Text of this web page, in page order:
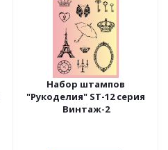
Набор штампов
"Рукоделия" ST-12 серия
Винтаж-2